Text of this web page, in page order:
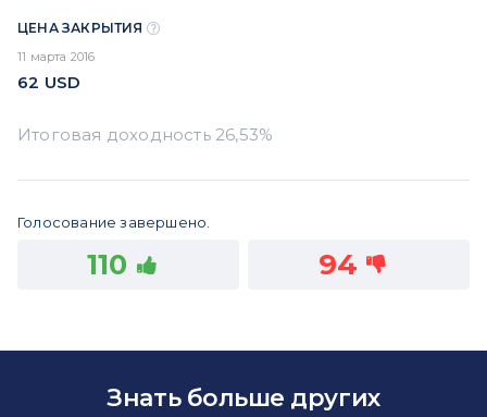
ЦЕНА ЗАКРЫТИЯ
11 марта 2016
62 USD
Голосование завершено.
110 94
Знать больше других